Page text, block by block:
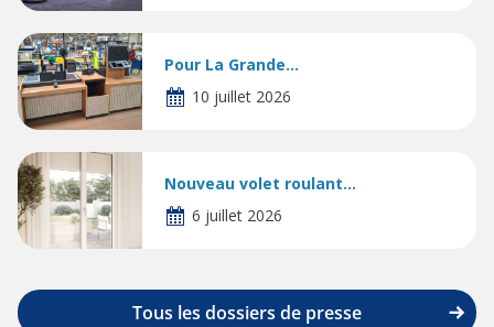
Pour La Grande...
10 juillet 2026
Nouveau volet roulant...
6 juillet 2026
Tous les dossiers de presse